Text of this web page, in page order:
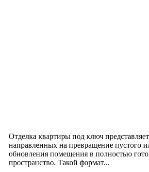
Отделка квартиры под ключ
направленных на превращение пустого
обновления помещения в полностью
пространство. Такой формат...